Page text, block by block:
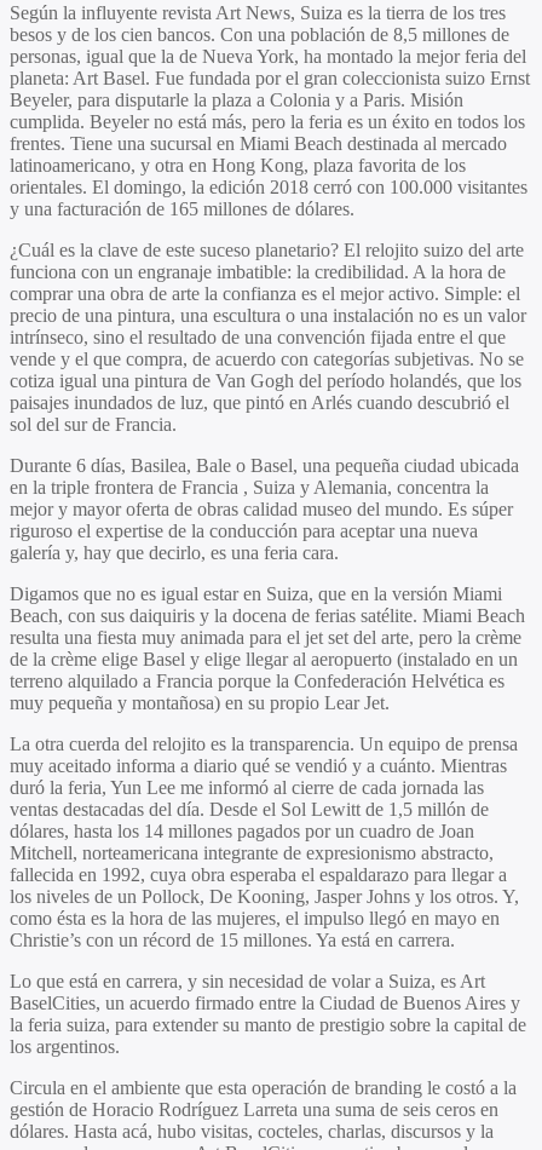
Según la influyente revista Art News, Suiza es la tierra de los tres
besos y de los cien bancos. Con una población de 8,5 millones de
personas, igual que la de Nueva York, ha montado la mejor feria del
planeta: Art Basel. Fue fundada por el gran coleccionista suizo Ernst
Beyeler, para disputarle la plaza a Colonia y a Paris. Misión
cumplida. Beyeler no está más, pero la feria es un éxito en todos los
frentes. Tiene una sucursal en Miami Beach destinada al mercado
latinoamericano, y otra en Hong Kong, plaza favorita de los
orientales. El domingo, la edición 2018 cerró con 100.000 visitantes
y una facturación de 165 millones de dólares.
¿Cuál es la clave de este suceso planetario? El relojito suizo del arte
funciona con un engranaje imbatible: la credibilidad. A la hora de
comprar una obra de arte la confianza es el mejor activo. Simple: el
precio de una pintura, una escultura o una instalación no es un valor
intrínseco, sino el resultado de una convención fijada entre el que
vende y el que compra, de acuerdo con categorías subjetivas. No se
cotiza igual una pintura de Van Gogh del período holandés, que los
paisajes inundados de luz, que pintó en Arlés cuando descubrió el
sol del sur de Francia.
Durante 6 días, Basilea, Bale o Basel, una pequeña ciudad ubicada
en la triple frontera de Francia , Suiza y Alemania, concentra la
mejor y mayor oferta de obras calidad museo del mundo. Es súper
riguroso el expertise de la conducción para aceptar una nueva
galería y, hay que decirlo, es una feria cara.
Digamos que no es igual estar en Suiza, que en la versión Miami
Beach, con sus daiquiris y la docena de ferias satélite. Miami Beach
resulta una fiesta muy animada para el jet set del arte, pero la crème
de la crème elige Basel y elige llegar al aeropuerto (instalado en un
terreno alquilado a Francia porque la Confederación Helvética es
muy pequeña y montañosa) en su propio Lear Jet.
La otra cuerda del relojito es la transparencia. Un equipo de prensa
muy aceitado informa a diario qué se vendió y a cuánto. Mientras
duró la feria, Yun Lee me informó al cierre de cada jornada las
ventas destacadas del día. Desde el Sol Lewitt de 1,5 millón de
dólares, hasta los 14 millones pagados por un cuadro de Joan
Mitchell, norteamericana integrante de expresionismo abstracto,
fallecida en 1992, cuya obra esperaba el espaldarazo para llegar a
los niveles de un Pollock, De Kooning, Jasper Johns y los otros. Y,
como ésta es la hora de las mujeres, el impulso llegó en mayo en
Christie’s con un récord de 15 millones. Ya está en carrera.
Lo que está en carrera, y sin necesidad de volar a Suiza, es Art
BaselCities, un acuerdo firmado entre la Ciudad de Buenos Aires y
la feria suiza, para extender su manto de prestigio sobre la capital de
los argentinos.
Circula en el ambiente que esta operación de branding le costó a la
gestión de Horacio Rodríguez Larreta una suma de seis ceros en
dólares. Hasta acá, hubo visitas, cocteles, charlas, discursos y la